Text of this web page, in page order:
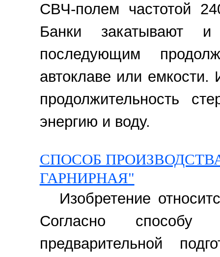
СВЧ-полем частотой
Банки закатывают
последующим
автоклаве или емкости.
продолжительность
энергию и воду.
СПОСОБ
ГАРНИРНАЯ"
Изобретение
Согласно способу
предварительной